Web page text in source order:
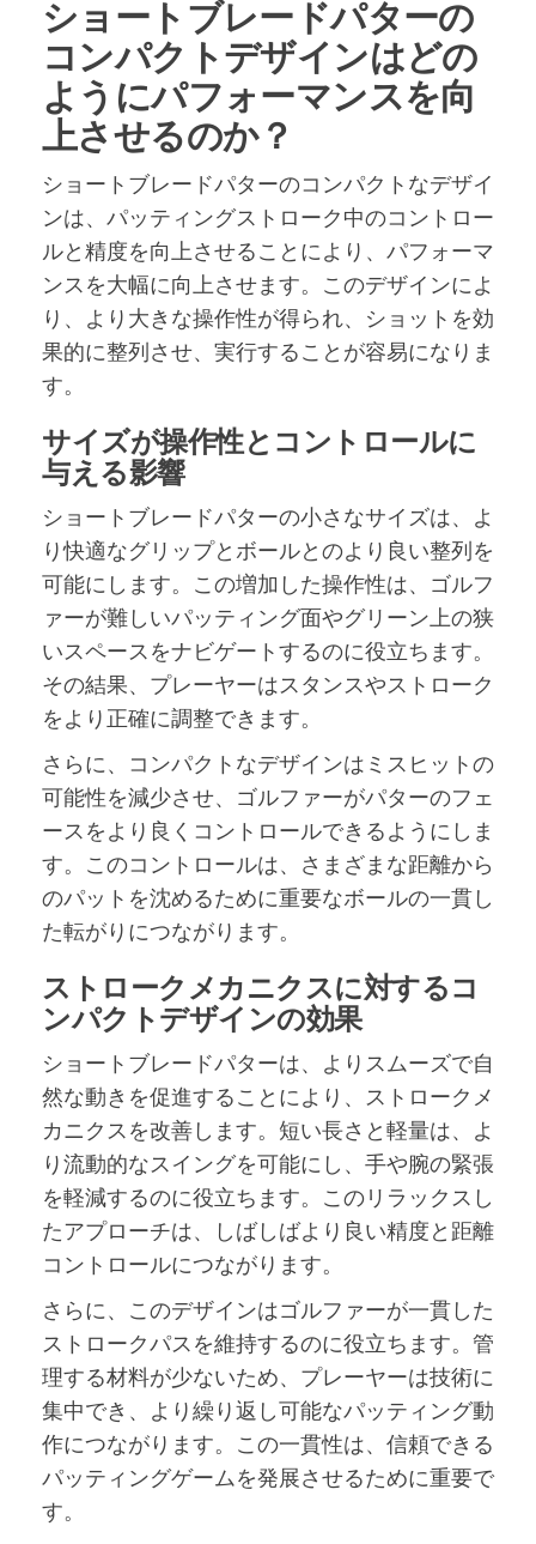
ショートブレードパターの
コンパクトデザインはどの
ようにパフォーマンスを向
上させるのか？
ショートブレードパターのコンパクトなデザイ
ンは、パッティングストローク中のコントロー
ルと精度を向上させることにより、パフォーマ
ンスを大幅に向上させます。このデザインによ
り、より大きな操作性が得られ、ショットを効
果的に整列させ、実行することが容易になりま
す。
サイズが操作性とコントロールに
与える影響
ショートブレードパターの小さなサイズは、よ
り快適なグリップとボールとのより良い整列を
可能にします。この増加した操作性は、ゴルフ
ァーが難しいパッティング面やグリーン上の狭
いスペースをナビゲートするのに役立ちます。
その結果、プレーヤーはスタンスやストローク
をより正確に調整できます。
さらに、コンパクトなデザインはミスヒットの
可能性を減少させ、ゴルファーがパターのフェ
ースをより良くコントロールできるようにしま
す。このコントロールは、さまざまな距離から
のパットを沈めるために重要なボールの一貫し
た転がりにつながります。
ストロークメカニクスに対するコ
ンパクトデザインの効果
ショートブレードパターは、よりスムーズで自
然な動きを促進することにより、ストロークメ
カニクスを改善します。短い長さと軽量は、よ
り流動的なスイングを可能にし、手や腕の緊張
を軽減するのに役立ちます。このリラックスし
たアプローチは、しばしばより良い精度と距離
コントロールにつながります。
さらに、このデザインはゴルファーが一貫した
ストロークパスを維持するのに役立ちます。管
理する材料が少ないため、プレーヤーは技術に
集中でき、より繰り返し可能なパッティング動
作につながります。この一貫性は、信頼できる
パッティングゲームを発展させるために重要で
す。